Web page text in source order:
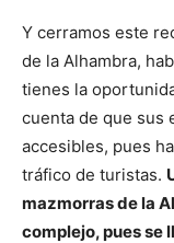
Y cerramos este
de la Alhambra,
tienes la
cuenta de que sus
accesibles, pues
tráfico de turistas.
mazmorras de la
complejo, pues se